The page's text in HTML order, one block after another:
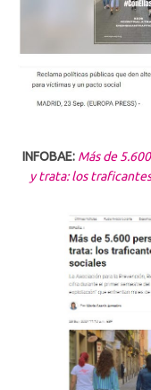
INFOBAE: Más de
y trata: los